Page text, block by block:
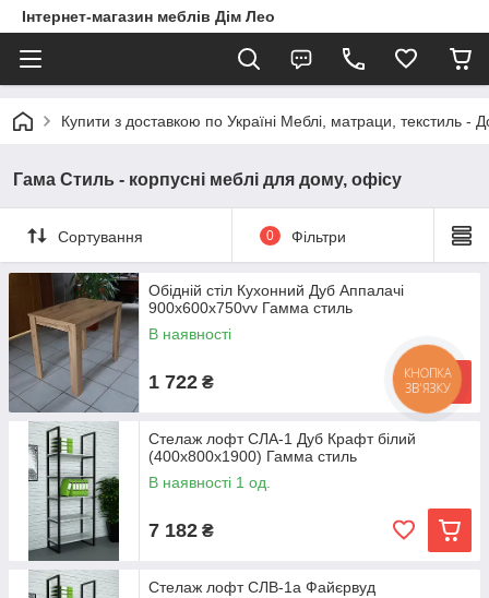
Інтернет-магазин меблів Дім Лео
Купити з доставкою по Україні Меблі, матраци, текстиль -
Гама Стиль - корпусні меблі для дому, офісу
Сортування 0 Фільтри
Обідній стіл Кухонний Дуб Аппалачі
900x600x750vv Гамма стиль
В наявності
1 722 ₴
Стелаж лофт СЛА-1 Дуб Крафт білий
(400x800x1900) Гамма стиль
В наявності 1 од.
7 182 ₴
Стелаж лофт СЛВ-1а Файєрвуд
КНОПКА
ЗВ'ЯЗКУ